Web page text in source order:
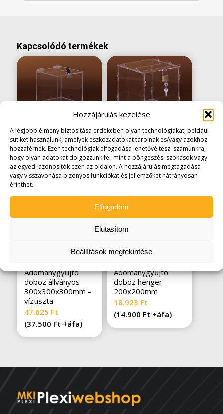
Hozzájárulás kezelése
A legjobb élmény biztosítása érdekében olyan technológiákat, például
sütiket használunk, amelyek eszközadatokat tárolnak és/vagy azokhoz
hozzáférnek. Ezen technológiák elfogadása lehetővé teszi számunkra,
hogy olyan adatokat dolgozzunk fel, mint a böngészési szokások vagy
az egyedi azonosítók ezen az oldalon. A hozzájárulás megtagadása
vagy visszavonása bizonyos funkciókat és jellemzőket hátrányosan
érinthet.
Elfogadom
Elutasítom
Beállítások megtekintése
Kapcsolódó termékek
Adománygyűjtő
doboz
400x400x400mm
62.230Ft
(49.000Ft+áfa)
Adománygyűjtő
doboz lapraszerelt
150mm
8.255Ft (6.500Ft
+áfa)
Adománygyűjtő
doboz állványos
300x300x300mm –
víztiszta
47.625 Ft
(37.500 Ft +áfa)
Adománygyűjtő
doboz henger
200x200mm
18.923 Ft
(14.900 Ft +áfa)